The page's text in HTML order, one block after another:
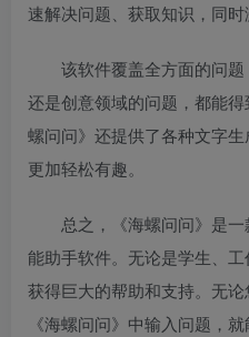
速解决问题、获取知识，同时
该软件覆盖全方面的问
还是创意领域的问题，都能
螺问问》还提供了各种文字
更加轻松有趣。
总之，《海螺问问》是
能助手软件。无论是学生、
获得巨大的帮助和支持。无
《海螺问问》中输入问题，就